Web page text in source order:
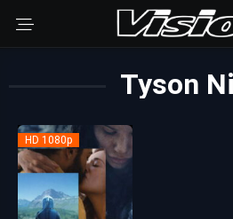
Tyson
HD 1080p